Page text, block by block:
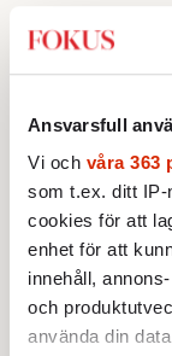
Ansvarsfull
Vi och våra 363
som t.ex. ditt IP-
cookies för att
enhet för att
innehåll,
och
använda din
och
den kreativa
om. Rita,
på, vattna
är olika för
uttrycker
har
Road by
ösa båten,